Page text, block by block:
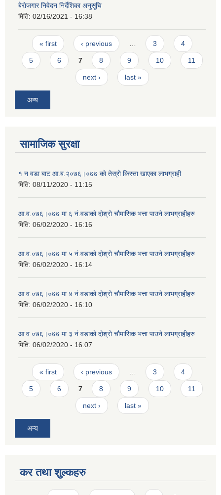
बेराेजगार निवेदन निर्देशिका अनुसूचि
मिति: 02/16/2021 - 16:38
Pages
« first ‹ previous 3 4
5 6 7 8 9 10 11
next › last »
अन्य
सामाजिक सुरक्षा
१ न‌ वडा बाट आ.ब.२०७६।०७७ को तेस्रो किस्ता खाएका लाभग्राही
मिति: 08/11/2020 - 11:15
आ‍.व.०७६।०७७ मा ६ नं.वडाको दोश्रो चौमासिक भत्ता पाउने लाभग्राहीहरु
मिति: 06/02/2020 - 16:16
आ‍.व.०७६।०७७ मा ५ नं.वडाको दोश्रो चौमासिक भत्ता पाउने लाभग्राहीहरु
मिति: 06/02/2020 - 16:14
आ‍.व.०७६।०७७ मा ४ नं.वडाको दोश्रो चौमासिक भत्ता पाउने लाभग्राहीहरु
मिति: 06/02/2020 - 16:10
आ‍.व.०७६।०७७ मा ३ नं.वडाको दोश्रो चौमासिक भत्ता पाउने लाभग्राहीहरु
मिति: 06/02/2020 - 16:07
Pages
« first ‹ previous 3 4
5 6 7 8 9 10 11
next › last »
अन्य
कर तथा शुल्कहरु